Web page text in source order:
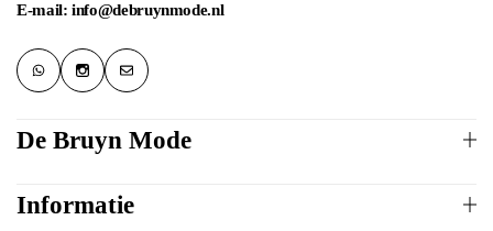
E-mail: info@debruynmode.nl
De Bruyn Mode
Informatie